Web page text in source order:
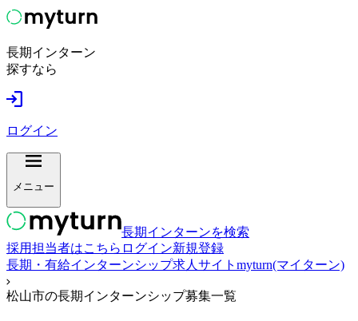
長期インターン
探すなら
ログイン
メニュー
長期インターンを検索
採用担当者はこちら ログイン新規登録
長期・有給インターンシップ求人サイトmyturn(マイターン)
松山市の長期インターンシップ募集一覧